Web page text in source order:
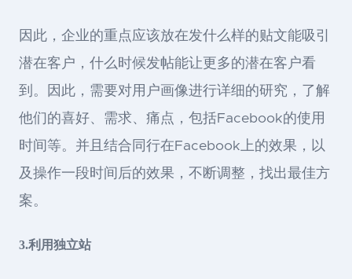
因此，企业的重点应该放在发什么样的贴文能吸引
潜在客户，什么时候发帖能让更多的潜在客户看
到。因此，需要对用户画像进行详细的研究，了解
他们的喜好、需求、痛点，包括Facebook的使用
时间等。并且结合同行在Facebook上的效果，以
及操作一段时间后的效果，不断调整，找出最佳方
案。
3.利用独立站